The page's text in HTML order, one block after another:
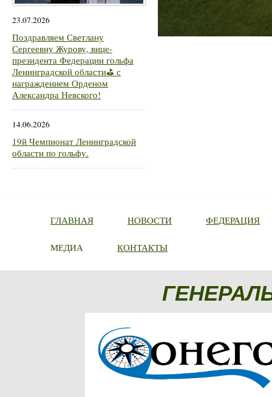
23.07.2026
Поздравляем Светлану
Сергеевну Журову, вице-
президента Федерации гольфа
Ленинградской области⛳ с
награждением Орденом
Александра Невского!
14.06.2026
19й Чемпионат Ленинградской
области по гольфу.
ГЛАВНАЯ НОВОСТИ ФЕДЕРАЦИЯ
МЕДИА КОНТАКТЫ